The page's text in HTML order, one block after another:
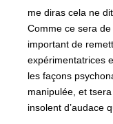
me diras cela ne
Comme ce sera de
important de
expérimentatrices
les façons
manipulée, et
insolent d’audace